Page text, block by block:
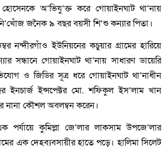
অ’ভিযু’ক্ত করে গোয়াইনঘাট থা’নায়
জনৈক ৯ বছর বয়সী শি’শু কন্যার পিতা।
নন্দীরগাঁও ইউনিয়নের কচুয়ার গ্রামের হারিয়ে
সন্ধানে গোয়াইনঘাট থা’নায় সাধারণ ডায়েরি
ও জিডির সূত্র ধরে গোয়াইনঘাট থা’নাধীন
ইনচার্জ ইন্সপেক্টর মো. শফিকুল ইস’লাম খান
নানা কৌশল অবলম্বন করেন।
পর্যায়ে কুমিল্লা জে’লার লাকসাম উপজে’লার
এক দেহব্যবসায়ীর হাতে পড়ে। হালিমা সিলেট